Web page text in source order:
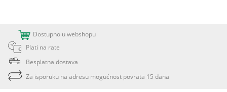
Dostupno u webshopu
Plati na rate
Besplatna dostava
Za isporuku na adresu mogućnost povrata 15 dana